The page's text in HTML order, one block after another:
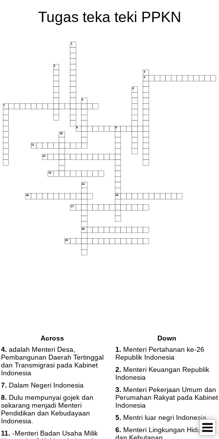
Tugas teka teki PPKN
1
2
3
4
5
6
7
8 9
10
11
12
13
14
15 16
17
18
19
Across
4. adalah Menteri Desa,
Pembangunan Daerah Tertinggal
dan Transmigrasi pada Kabinet
Indonesia
7. Dalam Negeri Indonesia
8. Dulu mempunyai gojek dan
sekarang menjadi Menteri
Pendidikan dan Kebudayaan
Indonesia.
11. -Menteri Badan Usaha Milik
Down
1. Menteri Pertahanan ke-26
Republik Indonesia
2. Menteri Keuangan Republik
Indonesia
3. Menteri Pekerjaan Umum dan
Perumahan Rakyat pada Kabinet
Indonesia
5. Mentri luar negri Indonesia.
6. Menteri Lingkungan Hidup